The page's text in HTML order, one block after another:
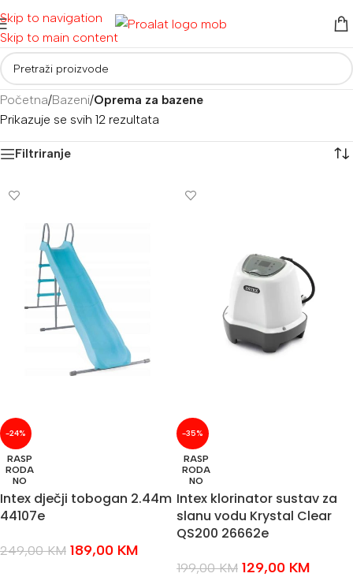
Skip to navigation
Skip to main content
Početna/Bazeni/Oprema za bazene
Prikazuje se svih 12 rezultata
Filtriranje
-24%
RASP
RODA
NO
Intex dječji tobogan 2.44m
44107e
249,00KM 189,00 KM
-35%
RASP
RODA
NO
Intex klorinator sustav za
slanu vodu Krystal Clear
QS200 26662e
199,00KM 129,00 KM